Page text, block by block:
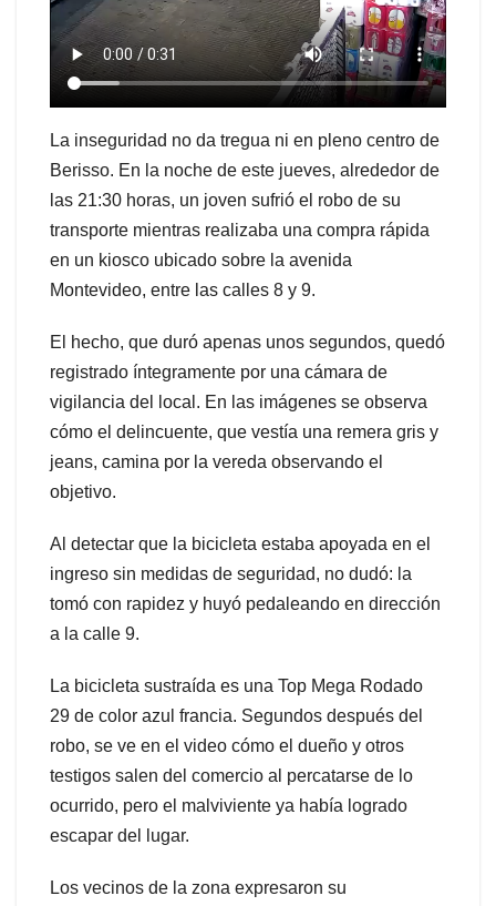
La inseguridad no da tregua ni en pleno centro de
Berisso. En la noche de este jueves, alrededor de
las 21:30 horas, un joven sufrió el robo de su
transporte mientras realizaba una compra rápida
en un kiosco ubicado sobre la avenida
Montevideo, entre las calles 8 y 9.
El hecho, que duró apenas unos segundos, quedó
registrado íntegramente por una cámara de
vigilancia del local. En las imágenes se observa
cómo el delincuente, que vestía una remera gris y
jeans, camina por la vereda observando el
objetivo.
Al detectar que la bicicleta estaba apoyada en el
ingreso sin medidas de seguridad, no dudó: la
tomó con rapidez y huyó pedaleando en dirección
a la calle 9.
La bicicleta sustraída es una Top Mega Rodado
29 de color azul francia. Segundos después del
robo, se ve en el video cómo el dueño y otros
testigos salen del comercio al percatarse de lo
ocurrido, pero el malviviente ya había logrado
escapar del lugar.
Los vecinos de la zona expresaron su